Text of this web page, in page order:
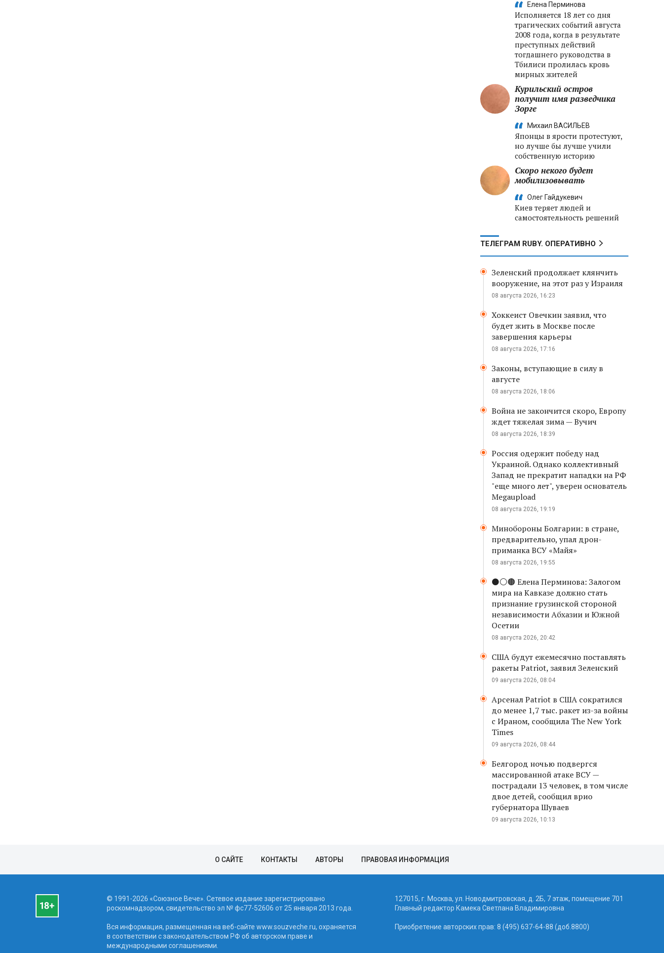
Елена Перминова
Исполняется 18 лет со дня
трагических событий августа
2008 года, когда в результате
преступных действий
тогдашнего руководства в
Тбилиси пролилась кровь
мирных жителей
Курильский остров
получит имя разведчика
Зорге
Михаил ВАСИЛЬЕВ
Японцы в ярости протестуют,
но лучше бы лучше учили
собственную историю
Скоро некого будет
мобилизовывать
Олег Гайдукевич
Киев теряет людей и
самостоятельность решений
ТЕЛЕГРАМ RUBY. ОПЕРАТИВНО
Зеленский продолжает клянчить
вооружение, на этот раз у Израиля
08 августа 2026, 16:23
Хоккеист Овечкин заявил, что
будет жить в Москве после
завершения карьеры
08 августа 2026, 17:16
Законы, вступающие в силу в
августе
08 августа 2026, 18:06
Война не закончится скоро, Европу
ждет тяжелая зима — Вучич
08 августа 2026, 18:39
Россия одержит победу над
Украиной. Однако коллективный
Запад не прекратит нападки на РФ
"еще много лет", уверен основатель
Megaupload
08 августа 2026, 19:19
Минобороны Болгарии: в стране,
предварительно, упал дрон-
приманка ВСУ «Майя»
08 августа 2026, 19:55
⚫️⚪️🟤 Елена Перминова: Залогом
мира на Кавказе должно стать
признание грузинской стороной
независимости Абхазии и Южной
Осетии
08 августа 2026, 20:42
США будут ежемесячно поставлять
ракеты Patriot, заявил Зеленский
09 августа 2026, 08:04
Арсенал Patriot в США сократился
до менее 1,7 тыс. ракет из-за войны
с Ираном, сообщила The New York
Times
09 августа 2026, 08:44
Белгород ночью подвергся
массированной атаке ВСУ —
пострадали 13 человек, в том числе
двое детей, сообщил врио
губернатора Шуваев
09 августа 2026, 10:13
О САЙТЕ КОНТАКТЫ АВТОРЫ ПРАВОВАЯ ИНФОРМАЦИЯ
© 1991-2026 «Союзное Вече». Сетевое издание зарегистрировано
роскомнадзором, свидетельство эл № фc77-52606 от 25 января 2013 года.
Вся информация, размещенная на веб-сайте www.souzveche.ru, охраняется
в соответствии с законодательством РФ об авторском праве и
международными соглашениями.
127015, г. Москва, ул. Новодмитровская, д. 2Б, 7 этаж, помещение 701
Главный редактор Камека Светлана Владимировна
Приобретение авторских прав: 8 (495) 637-64-88 (доб.8800)